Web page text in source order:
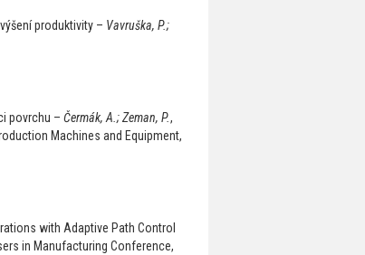
produktivity – Vavruška, P.;
povrchu – Čermák, A.; Zeman, P.,
Machines and Equipment,
with Adaptive Path Control
in Manufacturing Conference,